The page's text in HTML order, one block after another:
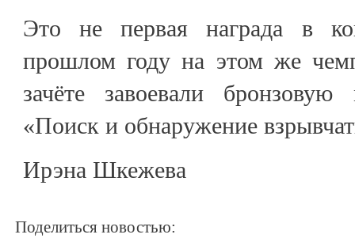
Это не первая награда в
прошлом году на этом же
зачёте завоевали
«Поиск и обнаружение
Ирэна Шкежева
Поделиться новостью: